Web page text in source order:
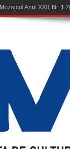
Mozaicul Anul XXII, Nr. 1